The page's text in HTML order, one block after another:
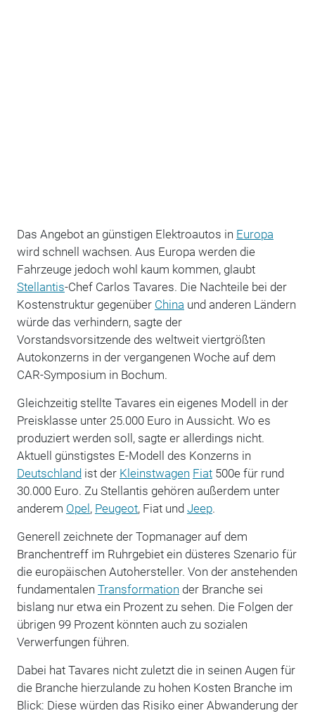
Das Angebot an günstigen Elektroautos in Europa
wird schnell wachsen. Aus Europa werden die
Fahrzeuge jedoch wohl kaum kommen, glaubt
Stellantis-Chef Carlos Tavares. Die Nachteile bei der
Kostenstruktur gegenüber China und anderen Ländern
würde das verhindern, sagte der
Vorstandsvorsitzende des weltweit viertgrößten
Autokonzerns in der vergangenen Woche auf dem
CAR-Symposium in Bochum.
Gleichzeitig stellte Tavares ein eigenes Modell in der
Preisklasse unter 25.000 Euro in Aussicht. Wo es
produziert werden soll, sagte er allerdings nicht.
Aktuell günstigstes E-Modell des Konzerns in
Deutschlandist der Kleinstwagen Fiat500e für rund
30.000 Euro. Zu Stellantis gehören außerdem unter
anderem Opel, Peugeot, Fiat und Jeep.
Generell zeichnete der Topmanager auf dem
Branchentreff im Ruhrgebiet ein düsteres Szenario für
die europäischen Autohersteller. Von der anstehenden
fundamentalen Transformation der Branche sei
bislang nur etwa ein Prozent zu sehen. Die Folgen der
übrigen 99 Prozent könnten auch zu sozialen
Verwerfungen führen.
Dabei hat Tavares nicht zuletzt die in seinen Augen für
die Branche hierzulande zu hohen Kosten Branche im
Blick: Diese würden das Risiko einer Abwanderung der